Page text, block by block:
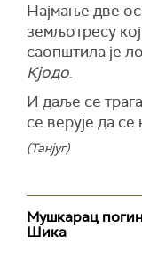
јапански
рекао је Бајден.
(Reuters)
Најмање две
земљотресу
саопштила је
Кјодо.
И даље се
се верује да
(Танјуг)
Мушкарац
Шика